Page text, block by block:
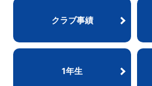
クラブ事績
1年生